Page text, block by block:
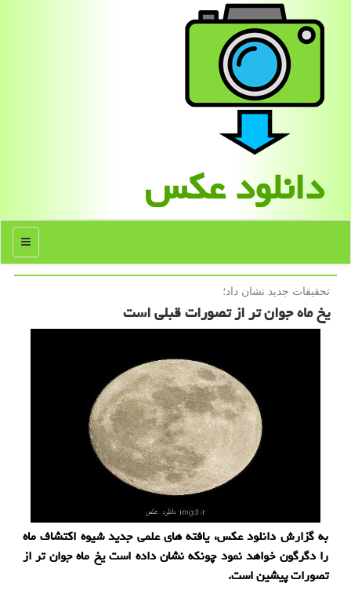
دانلود عكس
منو
تحقیقات جدید نشان داد؛
یخ ماه جوان تر از تصورات قبلی است
به گزارش دانلود عکس، یافته های علمی جدید شیوه اکتشاف ماه
را دگرگون خواهد نمود چونکه نشان داده است یخ ماه جوان تر از
تصورات پیشین است.